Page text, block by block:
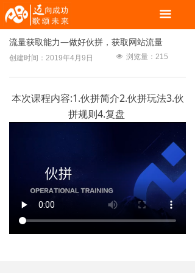
끀
流量获取能力—做好伙拼，获取网站流量
创建时间： 2019年4月9日
本次课程内容:1.伙拼简介2.伙拼玩法3.伙
拼规则4.复盘
넶 浏览量： 215